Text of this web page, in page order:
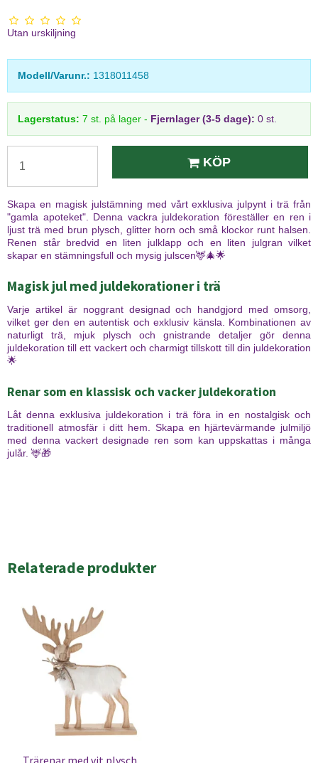
Utan urskiljning
Modell/Varunr.: 1318011458
Lagerstatus: 7 st. på lager - Fjernlager (3-5 dage): 0 st.
KÖP
Skapa en magisk julstämning med vårt exklusiva julpynt i trä från
"gamla apoteket". Denna vackra juldekoration föreställer en ren i
ljust trä med brun plysch, glitter horn och små klockor runt halsen.
Renen står bredvid en liten julklapp och en liten julgran vilket
skapar en stämningsfull och mysig julscen🦌🎄🌟
Magisk jul med juldekorationer i trä
Varje artikel är noggrant designad och handgjord med omsorg,
vilket ger den en autentisk och exklusiv känsla. Kombinationen av
naturligt trä, mjuk plysch och gnistrande detaljer gör denna
juldekoration till ett vackert och charmigt tillskott till din juldekoration
🌟
Renar som en klassisk och vacker juldekoration
Låt denna exklusiva juldekoration i trä föra in en nostalgisk och
traditionell atmosfär i ditt hem. Skapa en hjärtevärmande julmiljö
med denna vackert designade ren som kan uppskattas i många
julår. 🦌🎁
Relaterade produkter
Trärenar med vit plysch